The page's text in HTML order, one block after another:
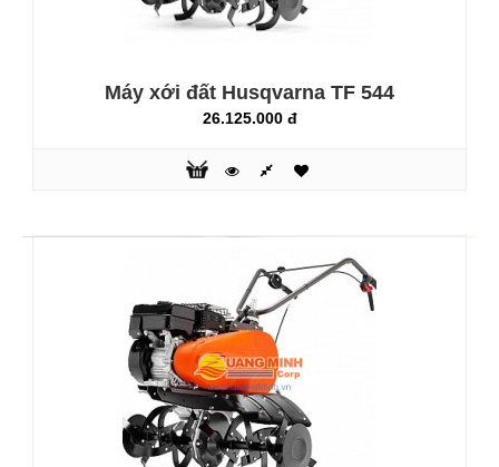
Máy rửa xe mô tơ cảm ứng từ Fujihaia PW96E là thiết bị
phun xịt rửa vệ sinh trong gia đình, giúp tiết kiệm thời gian.
Máy dùng vào nhiều mục đích như rửa xe máy, xe đạp, ô
các thiết bị gia dụng như điều hoà (máy lạnh)....Với áp lực
nước cao giúp loại bỏ các vết bẩn một cách nhanh chóng..
Máy xới đất Husqvarna TF 544
26.125.000 đ